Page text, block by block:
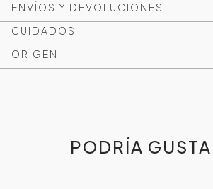
ENVÍOS Y DEVOLUCIONES
CUIDADOS
ORIGEN
PODRÍA